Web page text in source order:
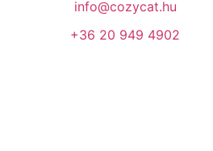
info@cozycat.hu
+36 20 949 4902